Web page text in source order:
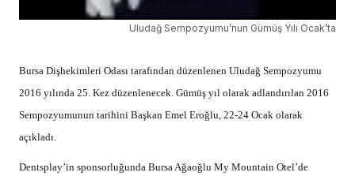
Uludağ Sempozyumu’nun Gümüş Yılı Ocak’ta
Bursa Dişhekimleri Odası tarafından düzenlenen Uludağ Sempozyumu
2016 yılında 25. Kez düzenlenecek. Gümüş yıl olarak adlandırılan 2016
Sempozyumunun tarihini Başkan Emel Eroğlu, 22-24 Ocak olarak
açıkladı.
Dentsplay’in sponsorluğunda Bursa Ağaoğlu My Mountain Otel’de